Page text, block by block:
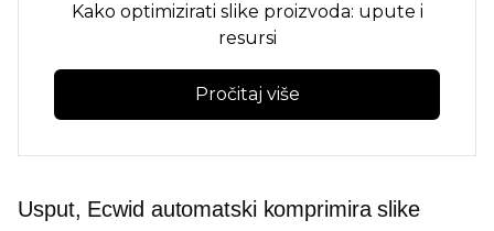
Kako optimizirati slike proizvoda: upute i
resursi
Pročitaj više
Usput, Ecwid automatski komprimira slike